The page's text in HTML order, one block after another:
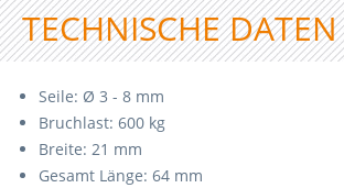
TECHNISCHE DATEN
Seile: Ø 3 - 8 mm
Bruchlast: 600 kg
Breite: 21 mm
Gesamt Länge: 64 mm